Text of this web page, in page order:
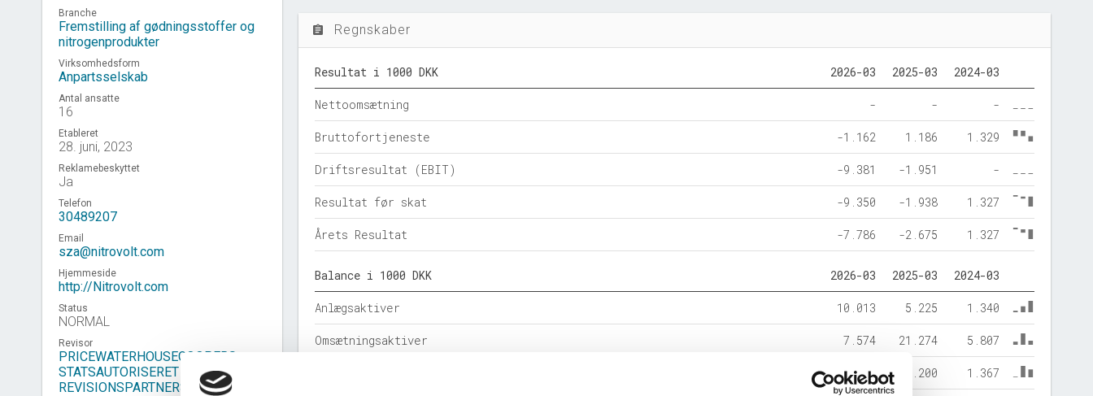
Branche
Fremstilling af gødningsstoffer og
nitrogenprodukter
Virksomhedsform
Anpartsselskab
Antal ansatte
16
Etableret
28. juni, 2023
Reklamebeskyttet
Ja
Telefon
30489207
Email
sza@nitrovolt.com
Hjemmeside
http://Nitrovolt.com
Status
NORMAL
Revisor
PRICEWATERHOUSECOOPERS
STATSAUTORISERET
REVISIONSPARTNERSELSKAB
assignment Regnskaber
Resultat i 1000 DKK 2026-03 2025-03 2024-03
Nettoomsætning - - -
Bruttofortjeneste -1.162 1.186 1.329
Driftsresultat (EBIT) -9.381 -1.951 -
Resultat før skat -9.350 -1.938 1.327
Årets Resultat -7.786 -2.675 1.327
Balance i 1000 DKK 2026-03 2025-03 2024-03
Anlægsaktiver 10.013 5.225 1.340
Omsætningsaktiver 7.574 21.274 5.807
17.414 25.200 1.367